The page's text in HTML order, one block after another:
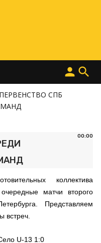
search
person
СПБ
00:00
коллектива
матчи второго
Представляем
встреч.
U-13 1:0